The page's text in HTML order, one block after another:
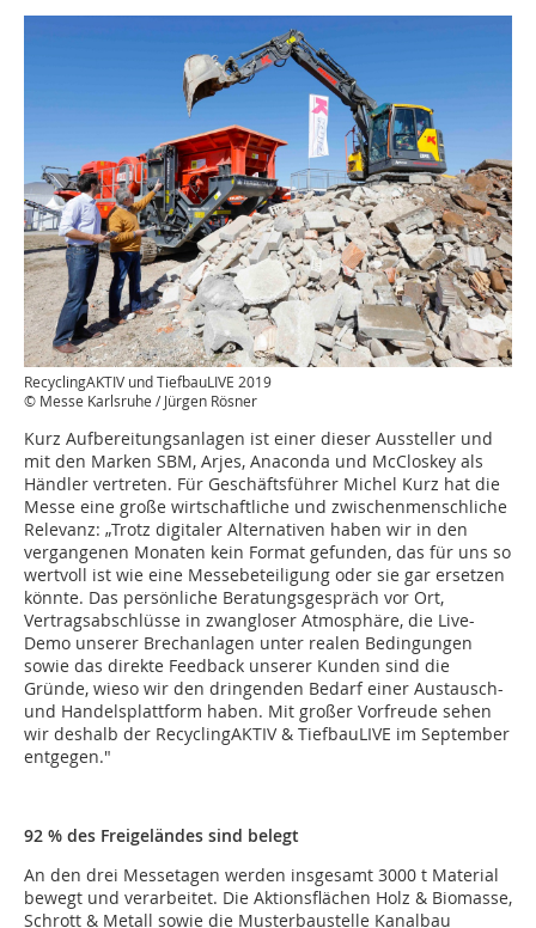
RecyclingAKTIV und TiefbauLIVE 2019
© Messe Karlsruhe / Jürgen Rösner
Kurz Aufbereitungsanlagen ist einer dieser Aussteller und
mit den Marken SBM, Arjes, Anaconda und McCloskey als
Händler vertreten. Für Geschäftsführer Michel Kurz hat die
Messe eine große wirtschaftliche und zwischenmenschliche
Relevanz: „Trotz digitaler Alternativen haben wir in den
vergangenen Monaten kein Format gefunden, das für uns so
wertvoll ist wie eine Messebeteiligung oder sie gar ersetzen
könnte. Das persönliche Beratungsgespräch vor Ort,
Vertragsabschlüsse in zwangloser Atmosphäre, die Live-
Demo unserer Brechanlagen unter realen Bedingungen
sowie das direkte Feedback unserer Kunden sind die
Gründe, wieso wir den dringenden Bedarf einer Austausch-
und Handelsplattform haben. Mit großer Vorfreude sehen
wir deshalb der RecyclingAKTIV & TiefbauLIVE im September
entgegen."
92 % des Freigeländes sind belegt
An den drei Messetagen werden insgesamt 3000 t Material
bewegt und verarbeitet. Die Aktionsflächen Holz & Biomasse,
Schrott & Metall sowie die Musterbaustelle Kanalbau